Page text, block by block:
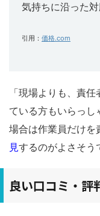
気持ちに沿った
引用： 価格.com
「現場よりも、責
ている方もいらっし
場合は作業員だけを
見するのがよさそう
良い口コミ・評